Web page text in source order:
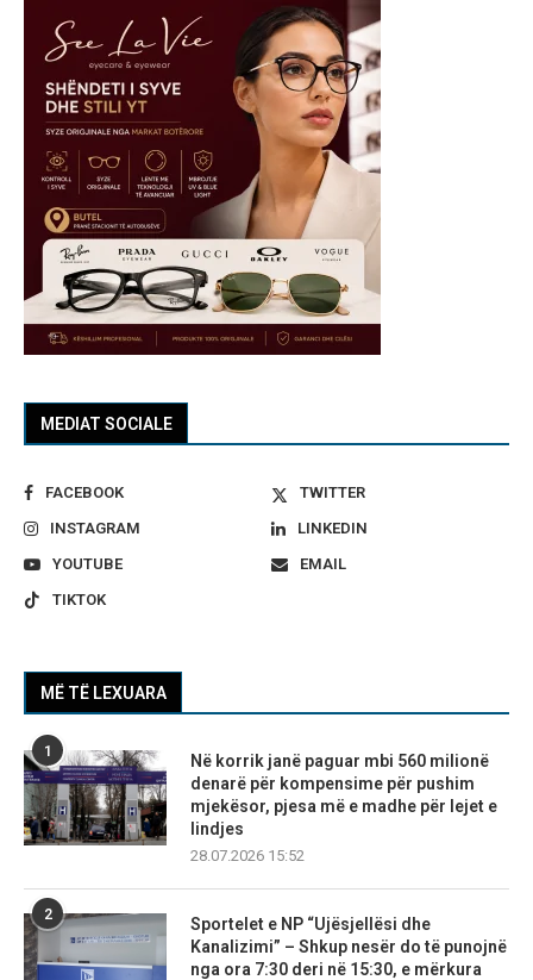
MEDIAT SOCIALE
FACEBOOK
TWITTER
INSTAGRAM
LINKEDIN
YOUTUBE
EMAIL
TIKTOK
MË TË LEXUARA
1
Në korrik janë paguar mbi 560 milionë
denarë për kompensime për pushim
mjekësor, pjesa më e madhe për lejet e
lindjes
28.07.2026 15:52
2
Sportelet e NP “Ujësjellësi dhe
Kanalizimi” – Shkup nesër do të punojnë
nga ora 7:30 deri në 15:30, e mërkura